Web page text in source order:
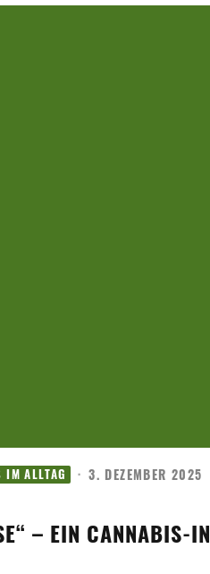
IM ALLTAG · 3. DEZEMBER 2025
– EIN CANNABIS-